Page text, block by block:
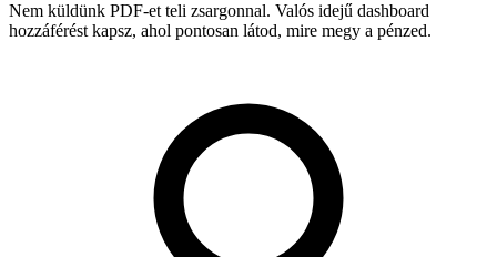
Nem küldünk PDF-et teli zsargonnal. Valós idejű dashboard
hozzáférést kapsz, ahol pontosan látod, mire megy a pénzed.